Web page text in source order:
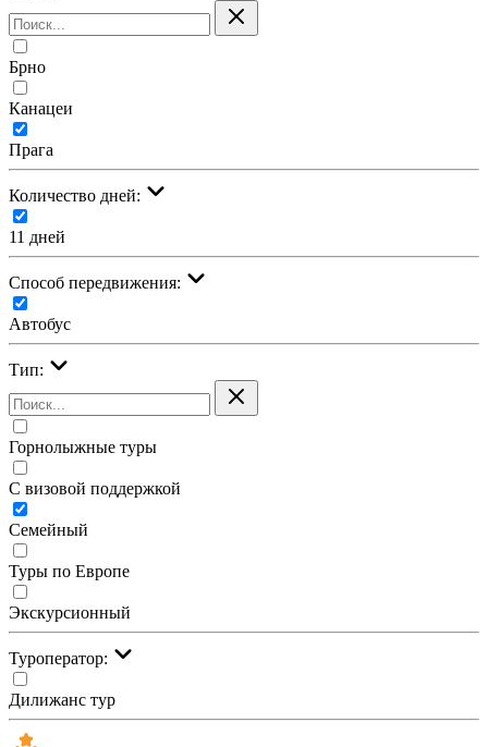
Брно
Канацеи
Прага
Количество дней:
11 дней
Cпособ передвижения:
Автобус
Тип:
Горнолыжные туры
С визовой поддержкой
Семейный
Туры по Европе
Экскурсионный
Туроператор:
Дилижанс тур